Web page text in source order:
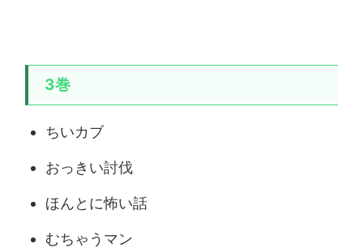
3巻
ちいカブ
おっきい討伐
ほんとに怖い話
むちゃうマン